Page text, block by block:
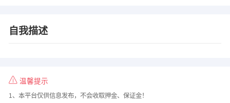
自我描述
温馨提示
1、本平台仅供信息发布，不会收取押金、保证金！